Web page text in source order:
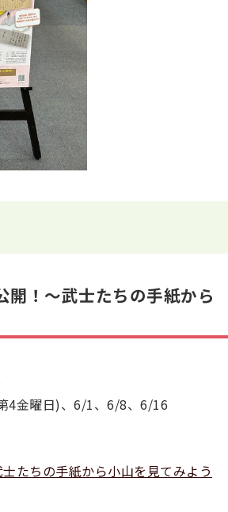
！～武士たちの手紙から
4金曜日)、6/1、6/8、6/16
たちの手紙から小山を見てみよう